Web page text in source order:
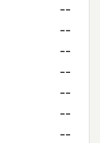
--
--
--
--
--
--
--